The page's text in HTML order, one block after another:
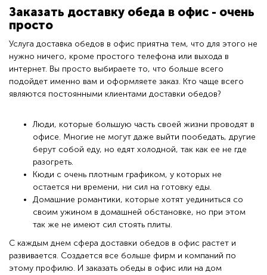
Заказать доставку обеда в офис - очень
просто
Услуга доставка обедов в офис приятна тем, что для этого не
нужно ничего, кроме простого телефона или выхода в
интернет. Вы просто выбираете то, что больше всего
подойдет именно вам и оформляете заказ. Кто чаще всего
являются постоянными клиентами доставки обедов?
Люди, которые большую часть своей жизни проводят в
офисе. Многие не могут даже выйти пообедать, другие
берут собой еду, но едят холодной, так как ее не где
разогреть.
Kюди с очень плотным графиком, у которых не
остается ни времени, ни сил на готовку еды.
Домашние романтики, которые хотят уединиться со
своим ужином в домашней обстановке, но при этом
так же не имеют сил стоять плиты.
С каждым днем сфера доставки обедов в офис растет и
развивается. Создается все больше фирм и компаний по
этому профилю. И заказать обеды в офис или на дом